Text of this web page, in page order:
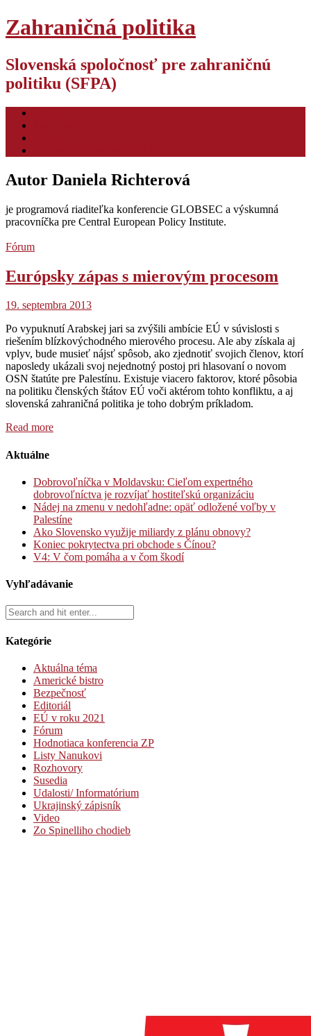
Zahraničná politika
Slovenská spoločnosť pre zahraničnú
politiku (SFPA)
Autor Daniela Richterová
je programová riaditeľka konferencie GLOBSEC a výskumná
pracovníčka pre Central European Policy Institute.
Fórum
Európsky zápas s mierovým procesom
19. septembra 2013
Po vypuknutí Arabskej jari sa zvýšili ambície EÚ v súvislosti s
riešením blízkovýchodného mierového procesu. Ale aby získala aj
vplyv, bude musieť nájsť spôsob, ako zjednotiť svojich členov, ktorí
naposledy ukázali svoj nejednotný postoj pri hlasovaní o novom
OSN štatúte pre Palestínu. Existuje viacero faktorov, ktoré pôsobia
na politiku členských štátov EÚ voči aktérom tohto konfliktu, a aj
slovenská zahraničná politika je toho dobrým príkladom.
Read more
Aktuálne
Dobrovoľníčka v Moldavsku: Cieľom expertného
dobrovoľníctva je rozvíjať hostiteľskú organizáciu
Nádej na zmenu v nedohľadne: opäť odložené voľby v
Palestíne
Ako Slovensko využije miliardy z plánu obnovy?
Koniec pokrytectva pri obchode s Čínou?
V4: V čom pomáha a v čom škodí
Vyhľadávanie
Kategórie
Aktuálna téma
Americké bistro
Bezpečnosť
Editoriál
EÚ v roku 2021
Fórum
Hodnotiaca konferencia ZP
Listy Nanukovi
Rozhovory
Susedia
Udalosti/ Informatórium
Ukrajinský zápisník
Video
Zo Spinelliho chodieb